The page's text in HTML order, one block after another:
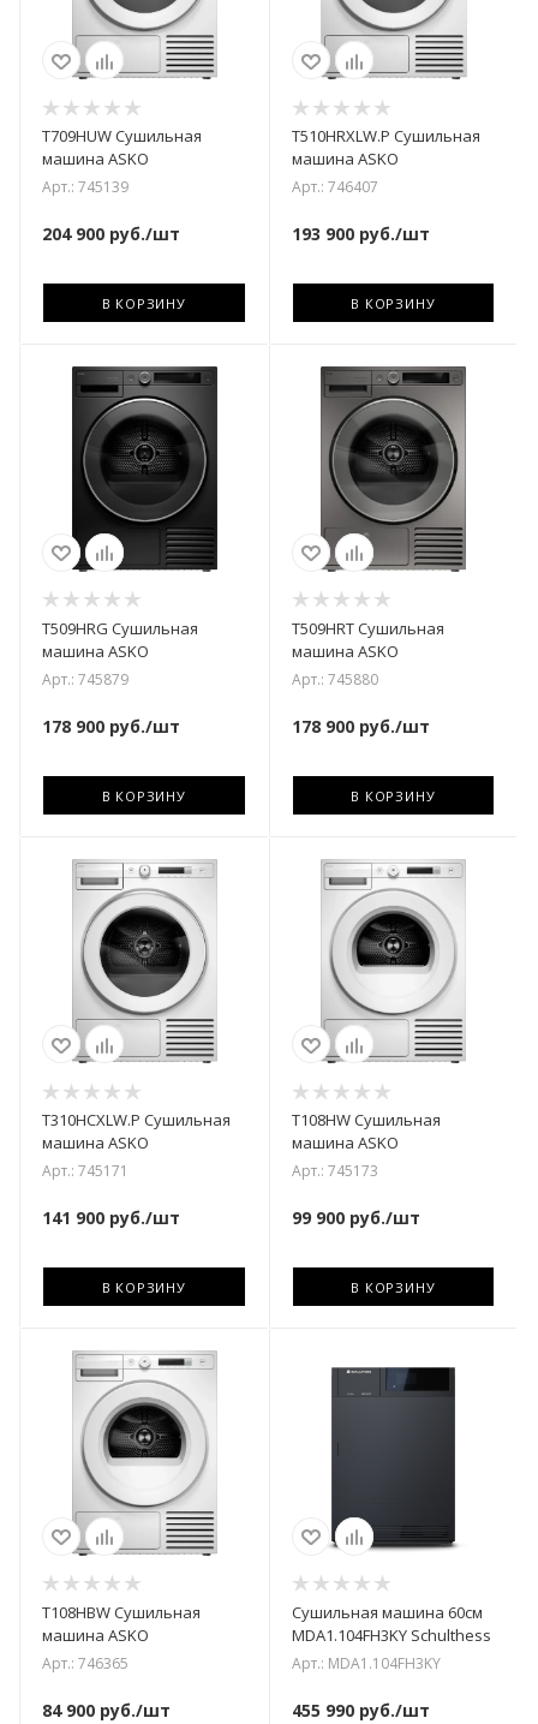
T709HUW Сушильная
машина ASKO
Арт.: 745139
204 900 руб./шт
В КОРЗИНУ
T510HRXLW.P Сушильная
машина ASKO
Арт.: 746407
193 900руб./шт
В КОРЗИНУ
T509HRG Сушильная
машина ASKO
Арт.: 745879
178 900 руб./шт
В КОРЗИНУ
T509HRT Сушильная
машина ASKO
Арт.: 745880
178 900руб./шт
В КОРЗИНУ
T310HCXLW.P Сушильная
машина ASKO
Арт.: 745171
141 900 руб./шт
В КОРЗИНУ
T108HW Сушильная
машина ASKO
Арт.: 745173
99 900руб./шт
В КОРЗИНУ
T108HBW Сушильная
машина ASKO
Арт.: 746365
84 900 руб./шт
Сушильная машина 60см
MDA1.104FH3KY Schulthess
Арт.: MDA1.104FH3KY
455 990руб./шт